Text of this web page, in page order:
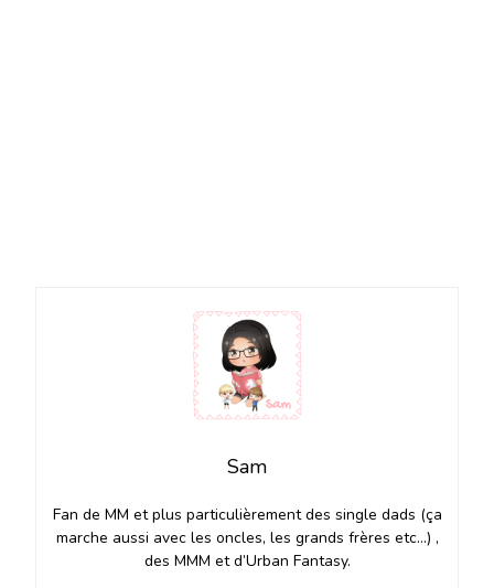
Sam
Fan de MM et plus particulièrement des single dads (ça
marche aussi avec les oncles, les grands frères etc…) ,
des MMM et d’Urban Fantasy.